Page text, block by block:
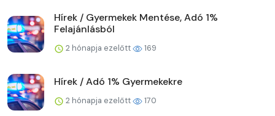
Hírek / Gyermekek Mentése, Adó 1%
Felajánlásból
2 hónapja ezelőtt 169
Hírek / Adó 1% Gyermekekre
2 hónapja ezelőtt 170